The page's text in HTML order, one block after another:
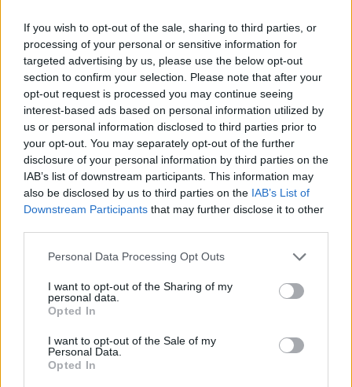
If you wish to opt-out of the sale, sharing to third parties, or
processing of your personal or sensitive information for
targeted advertising by us, please use the below opt-out
section to confirm your selection. Please note that after your
opt-out request is processed you may continue seeing
interest-based ads based on personal information utilized by
us or personal information disclosed to third parties prior to
your opt-out. You may separately opt-out of the further
disclosure of your personal information by third parties on the
IAB’s list of downstream participants. This information may
also be disclosed by us to third parties on the IAB’s List of
Downstream Participants that may further disclose it to other
Personal Data Processing Opt Outs
I want to opt-out of the Sharing of my
personal data.
Opted In
I want to opt-out of the Sale of my
Personal Data.
Opted In